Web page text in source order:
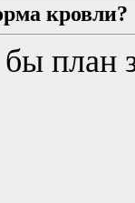
кровли?
план